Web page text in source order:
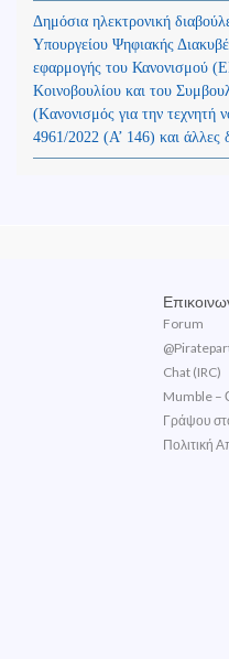
Δημόσια ηλεκτρονική
Υπουργείου Ψηφιακής
εφαρμογής του Κανονισμού
Κοινοβουλίου και του
(Kανονισμός για την τεχνητή
4961/2022 (Α’ 146) και άλλες
Forum
Chat (IRC)
Mumble –
Γράψου
Πολιτική